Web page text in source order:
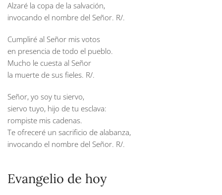
Alzaré la copa de la salvación,
invocando el nombre del Señor. R/.
Cumpliré al Señor mis votos
en presencia de todo el pueblo.
Mucho le cuesta al Señor
la muerte de sus fieles. R/.
Señor, yo soy tu siervo,
siervo tuyo, hijo de tu esclava:
rompiste mis cadenas.
Te ofreceré un sacrificio de alabanza,
invocando el nombre del Señor. R/.
Evangelio de hoy